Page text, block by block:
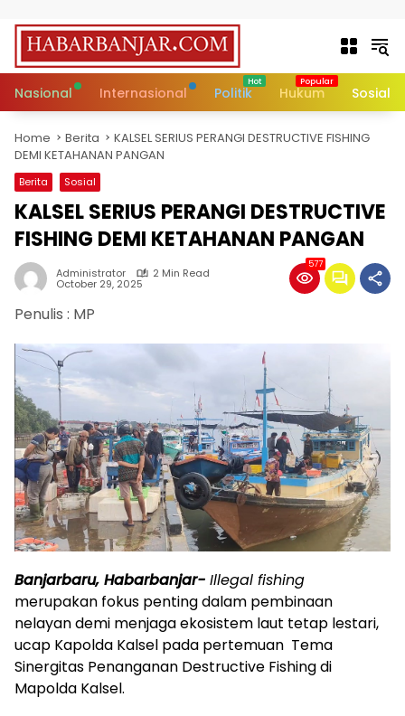
Nasional Internasional Politik Hukum Sosial
Home Berita
KALSEL SERIUS PERANGI DESTRUCTIVE FISHING
DEMI KETAHANAN PANGAN
Berita Sosial
KALSEL SERIUS PERANGI DESTRUCTIVE
FISHING DEMI KETAHANAN PANGAN
Administrator 2 Min Read
October 29, 2025
577
Penulis : MP
Banjarbaru, Habarbanjar- Illegal fishing
merupakan fokus penting dalam pembinaan
nelayan demi menjaga ekosistem laut tetap lestari,
ucap Kapolda Kalsel pada pertemuan Tema
Sinergitas Penanganan Destructive Fishing di
Mapolda Kalsel.